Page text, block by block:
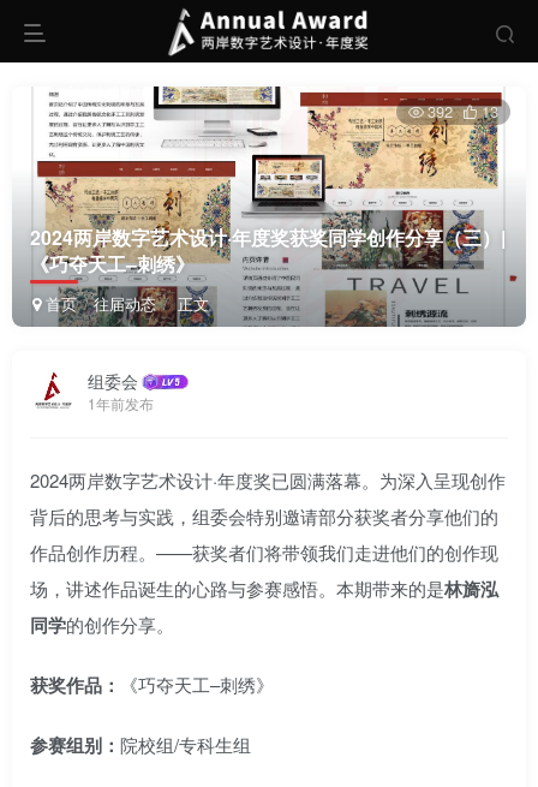
2024两岸数字艺术设计·年度奖获奖同学创作分享（三）|
《巧夺天工–刺绣》
首页 往届动态 正文
392 13
组委会
1年前发布
2024两岸数字艺术设计·年度奖已圆满落幕。为深入呈现创作
背后的思考与实践，组委会特别邀请部分获奖者分享他们的
作品创作历程。——获奖者们将带领我们走进他们的创作现
场，讲述作品诞生的心路与参赛感悟。本期带来的是林旖泓
同学的创作分享。
获奖作品： 《巧夺天工–刺绣》
参赛组别： 院校组/专科生组